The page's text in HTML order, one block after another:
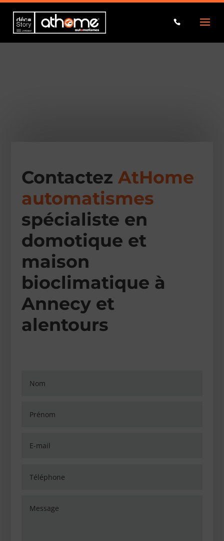
Contactez AtHome
automatismes
spécialiste en
domotique et
maison
bioclimatique à
Annecy et
alentours